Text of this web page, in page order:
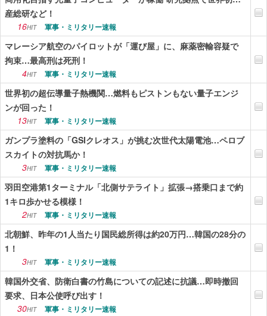
産総研など！
16HIT 軍事・ミリタリー速報
マレーシア航空のパイロットが「運び屋」に、麻薬密輸容疑で
拘束…最高刑は死刑！
4HIT 軍事・ミリタリー速報
世界初の超伝導量子熱機関…燃料もピストンもない量子エンジ
ンが回った！
13HIT 軍事・ミリタリー速報
ガンプラ塗料の「GSIクレオス」が挑む次世代太陽電池…ペロブ
スカイトの対抗馬か！
3HIT 軍事・ミリタリー速報
羽田空港第1ターミナル「北側サテライト」拡張→搭乗口まで約
1キロ歩かせる模様！
2HIT 軍事・ミリタリー速報
北朝鮮、昨年の1人当たり国民総所得は約20万円…韓国の28分の
1！
3HIT 軍事・ミリタリー速報
韓国外交省、防衛白書の竹島についての記述に抗議…即時撤回
要求、日本公使呼び出す！
30HIT 軍事・ミリタリー速報